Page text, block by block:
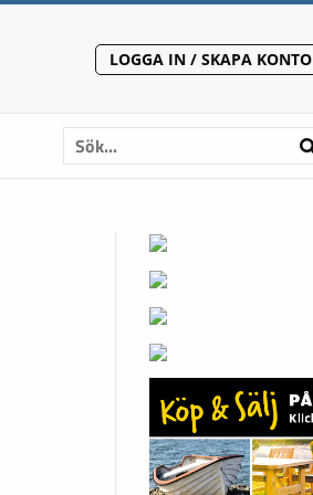
LOGGA IN / SKAPA KONTO